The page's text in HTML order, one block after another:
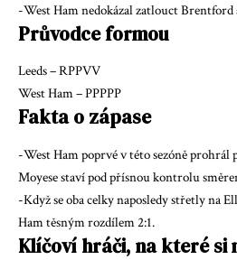
-West Ham nedokázal zatlouct Brentford
Průvodce formou
Leeds – RPPVV
West Ham – PPPPP
Fakta o zápase
-West Ham poprvé v této sezóně prohrál
Moyese staví pod přísnou kontrolu
-Když se oba celky naposledy střetly na
Ham těsným rozdílem 2:1.
Klíčoví hráči, na které si